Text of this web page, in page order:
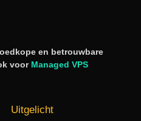
en betrouwbare
voor Managed VPS
Uitgelicht